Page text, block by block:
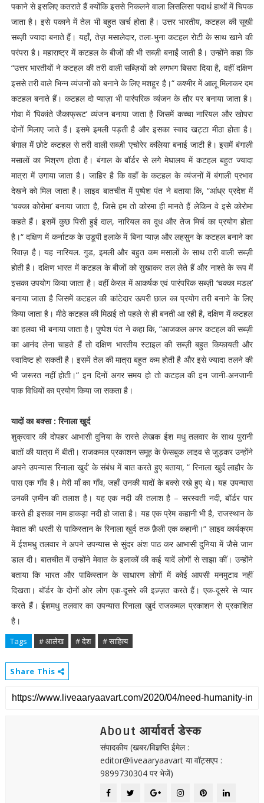
पकाने से इसलिए कतराते हैं क्योंकि इससे निकलने वाला लिसलिसा पदार्थ हाथों में चिपक
जाता है। इसे पकाने में तेल भी बहुत खर्च होता है। उत्तर भारतीय, कटहल की सूखी
सब्ज़ी ज्यादा बनाते हैं। यहाँ, तेज़ मसालेदार, तला-भुना कटहल रोटी के साथ खाने की
परंपरा है। महाराष्ट्र में कटहल के बीजों की भी सब्ज़ी बनाईं जाती है। उन्होंने कहा कि
“उत्तर भारतीयों ने कटहल की तरी वाली सब्ज़ियों को लगभग बिसरा दिया है, वहीं दक्षिण
इससे तरी वाले भिन्न व्यंजनों को बनाने के लिए मशहूर है।“ कश्मीर में आलू मिलाकर दम
कटहल बनाते हैं। कटहल दो प्याज़ा भी पारंपरिक व्यंजन के तौर पर बनाया जाता है।
गोवा में ‘पिकांते जैकाफ्रूट’ व्यंजन बनाया जाता है जिसमें कच्चा नारियल और खोपरा
दोनों मिलाए जाते हैं। इसमे इमली पड़ती है और इसका स्वाद खट्टा मीठा होता है।
बंगाल में छोटे कटहल से तरी वाली सब्ज़ी ‘एचोरेर कलिया’ बनाई जाटी है। इसमें बंगाली
मसालों का मिश्रण होता है। बंगाल के बॉर्डर से लगे मेघालय में कटहल बहुत ज्यादा
मात्रा में उगाया जाता है। जाहिर है कि वहाँ के कटहल के व्यंजनों में बंगाली प्रभाव
देखने को मिल जाता है। लाइव बातचीत में पुष्पेश पंत ने बताया कि, “आंध्र प्रदेश में
‘चक्का कोरोमा’ बनाया जाता है, जिसे हम तो कोरमा ही मानते हैं लेकिन वे इसे कोरोमा
कहते हैं। इसमें कुछ पिसी हुई दाल, नारियल का दूध और तेज मिर्च का प्रयोग होता
है।“ दक्षिण में कर्नाटक के उडूपी इलाके में बिना प्याज़ और लहसुन के कटहल बनाने का
रिवाज़ है। यह नारियल. गुड, इमली और बहुत कम मसालों के साथ तरी वाली सब्ज़ी
होती है। दक्षिण भारत में कटहल के बीजों को सुखाकर तल लेते हैं और नाश्ते के रूप में
इसका उपयोग किया जाता है। वहीं केरल में आकर्षक एवं पारंपरिक सब्ज़ी ‘चक्का मडल’
बनाया जाता है जिसमें कटहल की कांटेदार ऊपरी छाल का प्रयोग तरी बनाने के लिए
किया जाता है। मीठे कटहल की मिठाई तो पहले से ही बनती आ रही है, दक्षिण में कटहल
का हलवा भी बनाया जाता है। पुष्पेश पंत ने कहा कि, “आजकल अगर कटहल की सब्ज़ी
का आनंद लेना चाहते हैं तो दक्षिण भारतीय स्टाइल की सब्ज़ी बहुत किफायती और
स्वादिष्ट हो सकती है। इसमें तेल की मात्रा बहुत कम होती है और इसे ज्यादा तलने की
भी जरूरत नहीं होती।“ इन दिनों अगर समय हो तो कटहल की इन जानी-अनजानी
पाक विधियों का प्रयोग किया जा सकता है।
यादों का बक्सा : रिनाला खुर्द
शुक्रवार की दोपहर आभासी दुनिया के रास्ते लेखक ईश मधु तलवार के साथ पुरानी
बातों की यात्रा में बीती। राजकमल प्रकाशन समूह के फ़ेसबुक लाइव से जुड़कर उन्होंने
अपने उपन्यास ‘रिनाला खुर्द’ के संबंध में बात करते हुए बताया, “ रिनाला खुर्द लाहौर के
पास एक गाँव है। मेरी माँ का गाँव, जहाँ उनकी यादों के बक्से रखे हुए थे। यह उपन्यास
उनकी ज़मीन की तलाश है। यह एक नदी की तलाश है – सरस्वती नदी, बॉर्डर पार
करते ही इसका नाम हाकड़ा नदी हो जाता है। यह एक प्रेम कहानी भी है, राजस्थान के
मेवात की धरती से पाकिस्तान के रिनाला खुर्द तक फ़ैली एक कहानी।“ लाइव कार्यक्रम
में ईशमधु तलवार ने अपने उपन्यास से सुंदर अंश पाठ कर आभासी दुनिया में जैसे जान
डाल दी। बातचीत में उन्होंने मेवात के इलाकों की कई यादें लोगों से साझा कीं। उन्होंने
बताया कि भारत और पाकिस्तान के साधारण लोगों में कोई आपसी मनमुटाव नहीं
दिखता। बॉर्डर के दोनों ओर लोग एक-दूसरे की इज़्ज़त करते हैं। एक-दूसरे से प्यार
करते हैं। ईशमधु तलवार का उपन्यास रिनाला खुर्द राजकमल प्रकाशन से प्रकाशित
है।
Tags # आलेख # देश # साहित्य
Share This
About आर्यावर्त डेस्क
संपादकीय (खबर/विज्ञप्ति ईमेल :
editor@liveaaryaavart या वॉट्सएप :
9899730304 पर भेजें)